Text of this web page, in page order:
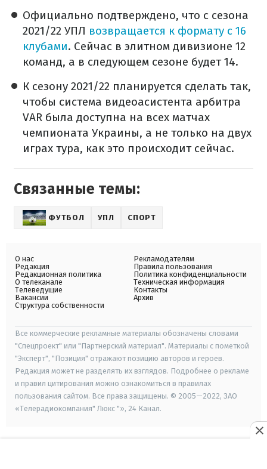
Официально подтверждено, что с сезона
2021/22 УПЛ возвращается к формату с 16
клубами. Сейчас в элитном дивизионе 12
команд, а в следующем сезоне будет 14.
К сезону 2021/22 планируется сделать так,
чтобы система видеоасистента арбитра
VAR была доступна на всех матчах
чемпионата Украины, а не только на двух
играх тура, как это происходит сейчас.
Связанные темы:
ФУТБОЛ УПЛ СПОРТ
О нас
Редакция
Редакционная политика
О телеканале
Телеведущие
Вакансии
Структура собственности
Рекламодателям
Правила пользования
Политика конфиденциальности
Техническая информация
Контакты
Архив
Все коммерческие рекламные материалы обозначены словами
"Спецпроект" или "Партнерский материал". Материалы с пометкой
"Эксперт", "Позиция" отражают позицию авторов и героев.
Редакция может не разделять их взглядов. Подробнее о рекламе
и правил цитирования можно ознакомиться в правилах
пользования сайтом. Все права защищены. © 2005—2022, ЗАО
«Телерадиокомпания" Люкс "», 24 Канал.